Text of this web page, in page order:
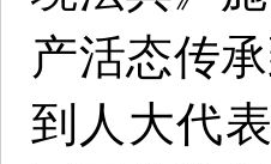
产活态传
到人大代